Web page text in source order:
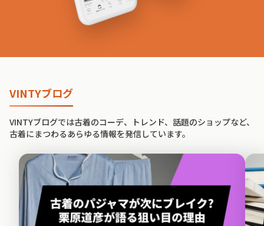
VINTYブログ
VINTYブログでは古着のコーデ、トレンド、話題のショップなど、
古着にまつわるあらゆる情報を発信しています。